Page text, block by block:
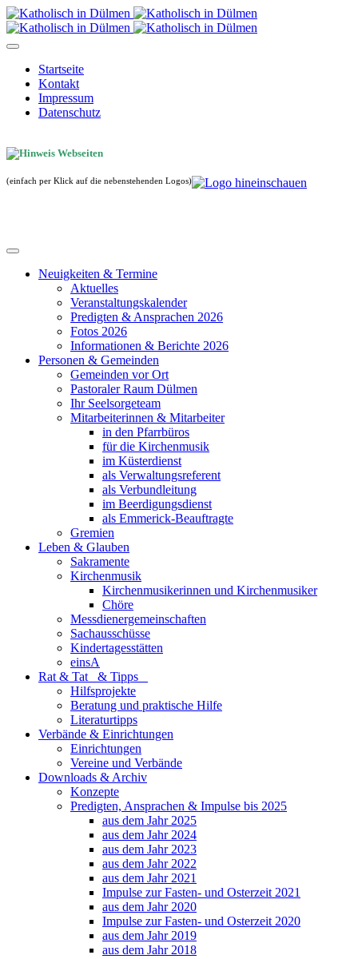
Startseite
Kontakt
Impressum
Datenschutz
(einfach per Klick auf die nebenstehenden Logos)
Neuigkeiten & Termine
Aktuelles
Veranstaltungskalender
Predigten & Ansprachen 2026
Fotos 2026
Informationen & Berichte 2026
Personen & Gemeinden
Gemeinden vor Ort
Pastoraler Raum Dülmen
Ihr Seelsorgeteam
Mitarbeiterinnen & Mitarbeiter
in den Pfarrbüros
für die Kirchenmusik
im Küsterdienst
als Verwaltungsreferent
als Verbundleitung
im Beerdigungsdienst
als Emmerick-Beauftragte
Gremien
Leben & Glauben
Sakramente
Kirchenmusik
Kirchenmusikerinnen und Kirchenmusiker
Chöre
Messdienergemeinschaften
Sachausschüsse
Kindertagesstätten
einsA
Rat & Tat & Tipps
Hilfsprojekte
Beratung und praktische Hilfe
Literaturtipps
Verbände & Einrichtungen
Einrichtungen
Vereine und Verbände
Downloads & Archiv
Konzepte
Predigten, Ansprachen & Impulse bis 2025
aus dem Jahr 2025
aus dem Jahr 2024
aus dem Jahr 2023
aus dem Jahr 2022
aus dem Jahr 2021
Impulse zur Fasten- und Osterzeit 2021
aus dem Jahr 2020
Impulse zur Fasten- und Osterzeit 2020
aus dem Jahr 2019
aus dem Jahr 2018